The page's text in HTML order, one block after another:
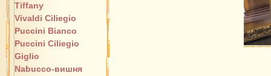
Tiffany
Vivaldi Ciliegio
Puccini Bianco
Puccini Ciliegio
Giglio
Nabucco-вишня